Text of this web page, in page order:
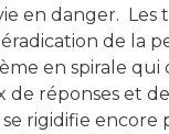
en danger. Les
de la
en spirale qui
de réponses et de
rigidifie encore